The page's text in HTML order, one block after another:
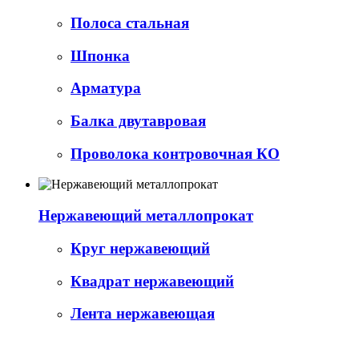
Полоса стальная
Шпонка
Арматура
Балка двутавровая
Проволока контровочная КО
Нержавеющий металлопрокат
Круг нержавеющий
Квадрат нержавеющий
Лента нержавеющая